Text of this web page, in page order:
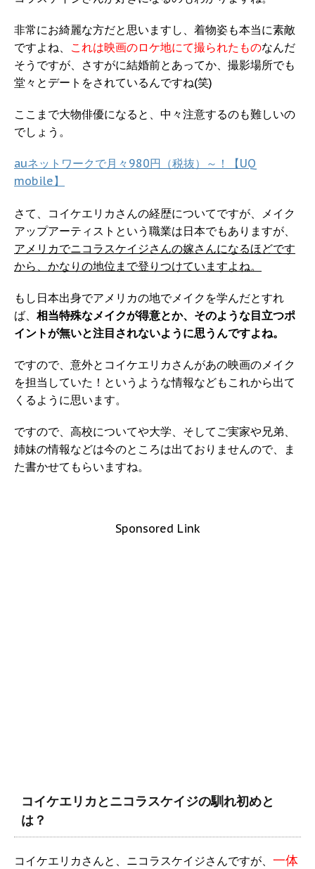
非常にお綺麗な方だと思いますし、着物姿も本当に素敵
ですよね、 これは映画のロケ地にて撮られたものなんだ
そうですが、さすがに結婚前とあってか、撮影場所でも
堂々とデートをされているんですね(笑)
ここまで大物俳優になると、中々注意するのも難しいの
でしょう。
auネットワークで月々980円（税抜）～！【UQ
mobile】
さて、コイケエリカさんの経歴についてですが、メイク
アップアーティストという職業は日本でもありますが、
アメリカでニコラスケイジさんの嫁さんになるほどです
から、かなりの地位まで登りつけていますよね。
もし日本出身でアメリカの地でメイクを学んだとすれ
ば、 相当特殊なメイクが得意とか、そのような目立つポ
イントが無いと注目されないように思うんですよね。
ですので、意外とコイケエリカさんがあの映画のメイク
を担当していた！というような情報などもこれから出て
くるように思います。
ですので、高校についてや大学、そしてご実家や兄弟、
姉妹の情報などは今のところは出ておりませんので、ま
た書かせてもらいますね。
Sponsored Link
コイケエリカとニコラスケイジの馴れ初めと
は？
コイケエリカさんと、ニコラスケイジさんですが、 一体